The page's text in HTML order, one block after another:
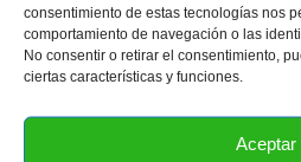
consentimiento de estas tecnologías nos
comportamiento de navegación o las
No consentir o retirar el consentimiento,
ciertas características y funciones.
Aceptar